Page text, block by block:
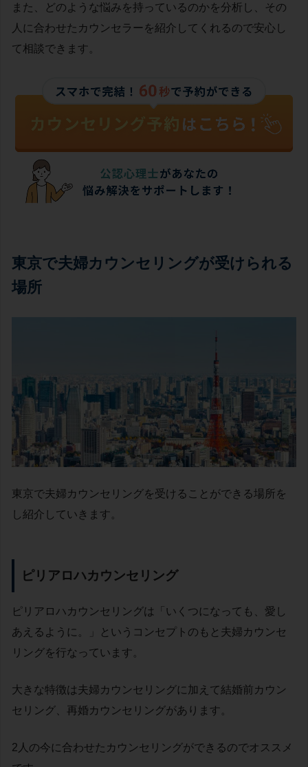
また、どのような悩みを持っているのかを分析し、その
人に合わせたカウンセラーを紹介してくれるので安心し
て相談できます。
東京で夫婦カウンセリングが受けられる
場所
東京で夫婦カウンセリングを受けることができる場所を
し紹介していきます。
ピリアロハカウンセリング
ピリアロハカウンセリングは「いくつになっても、愛し
あえるように。」というコンセプトのもと夫婦カウンセ
リングを行なっています。
大きな特徴は夫婦カウンセリングに加えて結婚前カウン
セリング、再婚カウンセリングがあります。
2人の今に合わせたカウンセリングができるのでオススメ